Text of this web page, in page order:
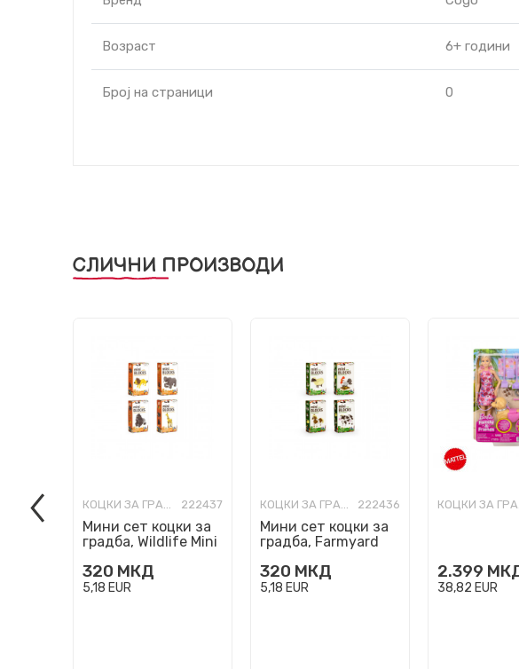
Возраст 6+ години
Број на страници 0
СЛИЧНИ ПРОИЗВОДИ
КОЦКИ ЗА ГРАДБА 222437
Мини сет коцки за
градба, Wildlife Mini
320 МКД
5,18 EUR
КОЦКИ ЗА ГРАДБА 222436
Мини сет коцки за
градба, Farmyard
модели
320 МКД
5,18 EUR
2.399
38,82 EUR